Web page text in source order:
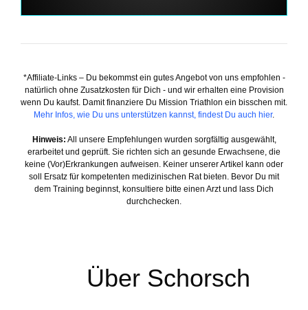
*Affiliate-Links – Du bekommst ein gutes Angebot von uns empfohlen -
natürlich ohne Zusatzkosten für Dich - und wir erhalten eine Provision
wenn Du kaufst. Damit finanziere Du Mission Triathlon ein bisschen mit.
Mehr Infos, wie Du uns unterstützen kannst, findest Du auch hier.
Hinweis: All unsere Empfehlungen wurden sorgfältig ausgewählt,
erarbeitet und geprüft. Sie richten sich an gesunde Erwachsene, die
keine (Vor)Erkrankungen aufweisen. Keiner unserer Artikel kann oder
soll Ersatz für kompetenten medizinischen Rat bieten. Bevor Du mit
dem Training beginnst, konsultiere bitte einen Arzt und lass Dich
durchchecken.
Über Schorsch